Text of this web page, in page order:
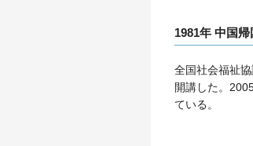
1981年 中国
全国社会福祉
開講した。
ている。